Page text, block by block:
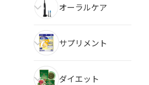
オーラルケア
サプリメント
ダイエット